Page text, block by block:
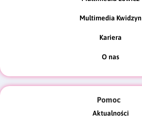
Multimedia Kwidzyn
Kariera
O nas
Pomoc
Aktualności